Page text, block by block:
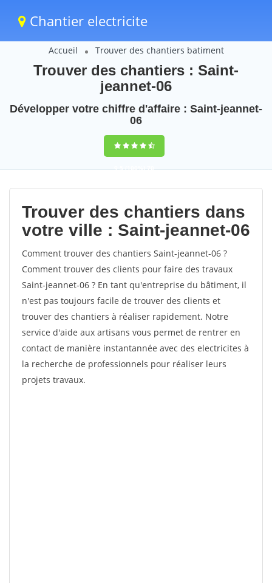
Chantier electricite
Accueil Trouver des chantiers batiment
Trouver des chantiers : Saint-
jeannet-06
Développer votre chiffre d'affaire : Saint-jeannet-
06
9,5(100%)70
votes
Trouver des chantiers dans
votre ville : Saint-jeannet-06
Comment trouver des chantiers Saint-jeannet-06 ?
Comment trouver des clients pour faire des travaux
Saint-jeannet-06 ? En tant qu'entreprise du bâtiment, il
n'est pas toujours facile de trouver des clients et
trouver des chantiers à réaliser rapidement. Notre
service d'aide aux artisans vous permet de rentrer en
contact de manière instantannée avec des electricites à
la recherche de professionnels pour réaliser leurs
projets travaux.